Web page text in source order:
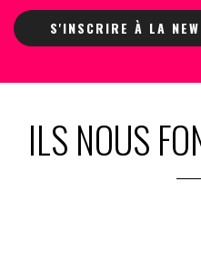
S'INSCRIRE À LA
ILS NOUS